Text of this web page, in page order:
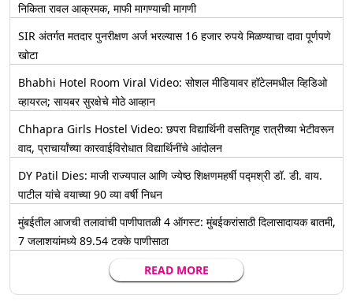
निकिता रावल आक्रमक, माफी मागण्याची मागणी
SIR अंतर्गत मतदार पुनरीक्षण अर्ज भरल्यास 16 हजार रुपये मिळण्याचा दावा पूर्णपणे
खोटा
Bhabhi Hotel Room Viral Video: सोशल मीडियावर हॉटेलमधील व्हिडिओ
व्हायरल; सायबर सुरक्षेचे मोठे आव्हान
Chhapra Girls Hostel Video: छपरा विद्यार्थिनी वसतिगृह रात्रीच्या भेटीवरून
वाद, प्राचार्यांच्या कारवाईविरोधात विद्यार्थिनींचे आंदोलन
DY Patil Dies: माजी राज्यपाल आणि ज्येष्ठ शिक्षणमहर्षी पद्मश्री डॉ. डी. वाय.
पाटील यांचे वयाच्या 90 व्या वर्षी निधन
मुंबईतील आजची तलावांची पाणीपातळी 4 ऑगस्ट: मुंबईकरांसाठी दिलासादायक बातमी,
7 जलाशयांमध्ये 89.54 टक्के पाणीसाठा
READ MORE